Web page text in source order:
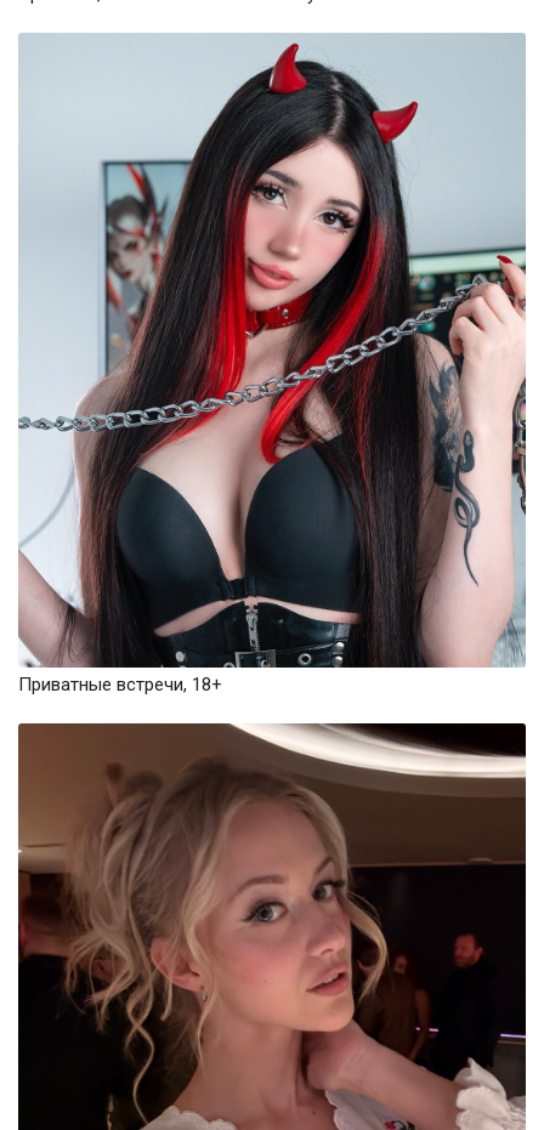
Приватные встречи, 18+